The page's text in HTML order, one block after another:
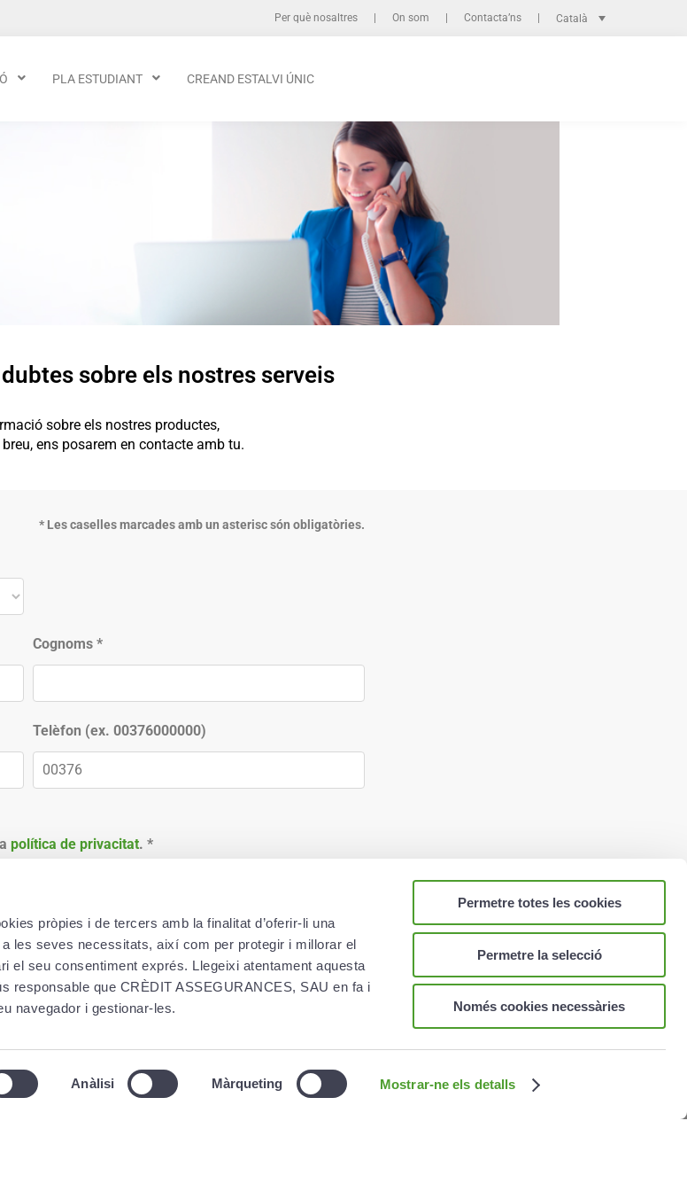
pròpies i de tercers amb la finalitat d’oferir-li una
les seves necessitats, així com per protegir i millorar el
el seu consentiment exprés. Llegeixi atentament aquesta
responsable que CRÈDIT ASSEGURANCES, SAU en fa i
navegador i gestionar-les.
Anàlisi Màrqueting Mostrar-ne els detalls
Permetre totes les cookies
Permetre la selecció
Només cookies necessàries
Per què nosaltres On som Contacta’ns Català
PLA ESTUDIANT CREAND ESTALVI ÚNIC
sobre els nostres serveis
sobre els nostres productes,
ens posarem en contacte amb tu.
* Les caselles marcades amb un asterisc són obligatòries.
Cognoms *
Telèfon (ex. 00376000000)
política de privacitat.*
LEGAL
Política de privacitat
Avís legal